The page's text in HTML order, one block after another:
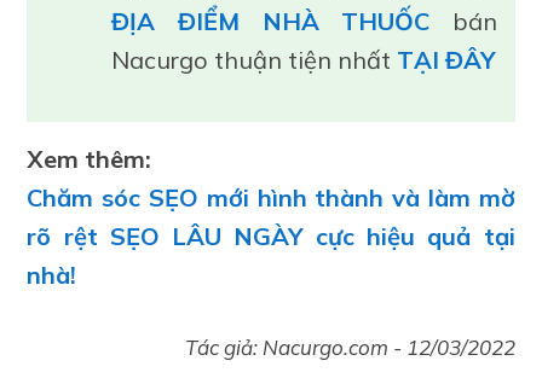
ĐỊA ĐIỂM NHÀ THUỐC bán
Nacurgo thuận tiện nhất TẠI ĐÂY
Xem thêm:
Chăm sóc SẸO mới hình thành và làm mờ
rõ rệt SẸO LÂU NGÀY cực hiệu quả tại
nhà!
Tác giả: Nacurgo.com - 12/03/2022